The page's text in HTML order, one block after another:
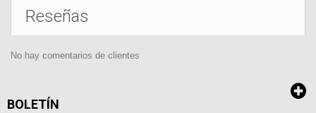
Reseñas
No hay comentarios de clientes
BOLETÍN